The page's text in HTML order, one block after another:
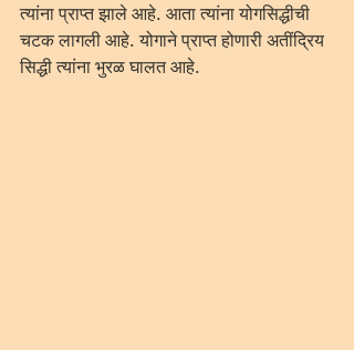
त्यांना प्राप्त झाले आहे. आता त्यांना योगसिद्धीची
चटक लागली आहे. योगाने प्राप्त होणारी अतींद्रिय
सिद्धी त्यांना भुरळ घालत आहे.